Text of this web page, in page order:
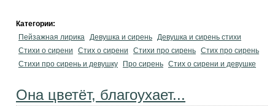
Категории:
Пейзажная лирика Девушка и сирень Девушка и сирень стихи
Стихи о сирени
Стих о сирени Стихи про сирень Стих про сирень
Стихи про сирень и девушку
Про сирень Стих о сирени и девушке
Она цветёт, благоухает...